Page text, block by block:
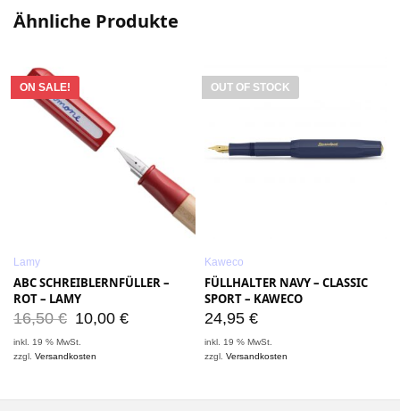
Ähnliche Produkte
ON SALE!
Lamy
ABC SCHREIBLERNFÜLLER –
ROT – LAMY
16,50€ 10,00 €
inkl. 19 % MwSt.
zzgl.Versandkosten
OUT OF STOCK
Kaweco
FÜLLHALTER NAVY – CLASSIC
SPORT – KAWECO
24,95 €
inkl. 19 % MwSt.
zzgl.Versandkosten